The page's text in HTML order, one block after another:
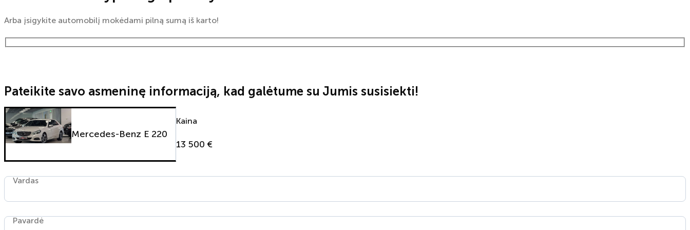
Arba įsigykite automobilį mokėdami pilną sumą iš karto!
Pateikite savo asmeninę informaciją, kad galėtume su Jumis susisiekti!
Mercedes-Benz E 220
Kaina
13 500 €
Vardas
Pavardė